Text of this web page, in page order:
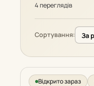
4 переглядів
Сортування:
Відкрито зараз